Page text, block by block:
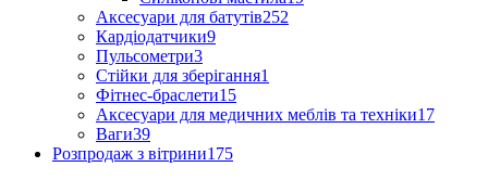
Аксесуари для батутів252
Кардіодатчики9
Пульсометри3
Стійки для зберігання1
Фітнес-браслети15
Аксесуари для медичних меблів та техніки17
Ваги39
Розпродаж з вітрини175